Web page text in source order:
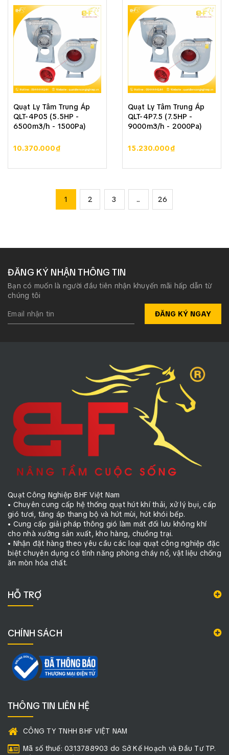
Quạt Ly Tâm Trung Áp
QLT-4P05 (5.5HP -
6500m3/h - 1500Pa)
10.370.000₫
Quạt Ly Tâm Trung Áp
QLT-4P7.5 (7.5HP -
9000m3/h - 2000Pa)
15.230.000₫
1 2 3 ... 26
ĐĂNG KÝ NHẬN THÔNG TIN
Bạn có muốn là người đầu tiên nhận khuyến mãi hấp dẫn từ
chúng tôi
ĐĂNG KÝ NGAY
Quạt Công Nghiệp BHF Việt Nam
• Chuyên cung cấp hệ thống quạt hút khí thải, xử lý bụi, cấp
gió tươi, tăng áp thang bộ và hút mùi, hút khói bếp.
• Cung cấp giải pháp thông gió làm mát đối lưu không khí
cho nhà xưởng sản xuất, kho hàng, chuồng trại.
• Nhận đặt hàng theo yêu cầu các loại quạt công nghiệp đặc
biệt chuyên dụng có tính năng phòng cháy nổ, vật liệu chống
ăn mòn hóa chất.
HỖ TRỢ
CHÍNH SÁCH
THÔNG TIN LIÊN HỆ
CÔNG TY TNHH BHF VIỆT NAM
Mã số thuế: 0313788903 do Sở Kế Hoạch và Đầu Tư TP.